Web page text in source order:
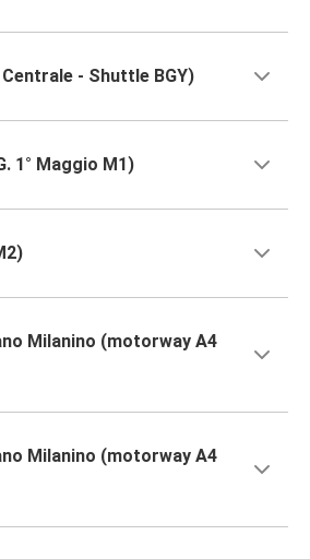
- Shuttle BGY)
1° Maggio M1)
Milanino (motorway A4
Milanino (motorway A4